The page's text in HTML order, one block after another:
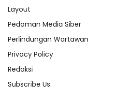
Layout
Pedoman Media Siber
Perlindungan Wartawan
Privacy Policy
Redaksi
Subscribe Us